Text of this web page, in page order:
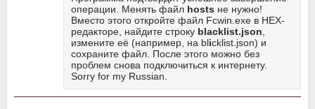
операции. Менять файл hosts не нужно!
Вместо этого откройте файл Fcwin.exe в HEX-
редакторе, найдите строку blacklist.json
измените её (например, на blicklist.json) и
сохраните файл. После этого можно без
проблем снова подключиться к интернету.
Sorry for my Russian.